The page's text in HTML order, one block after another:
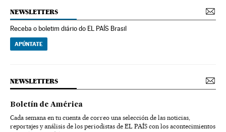
NEWSLETTERS
Receba o boletim diário do EL PAÍS Brasil
APÚNTATE
NEWSLETTERS
Boletín de América
Cada semana en tu cuenta de correo una selección de las noticias,
reportajes y análisis de los periodistas de EL PAÍS con los acontecimientos